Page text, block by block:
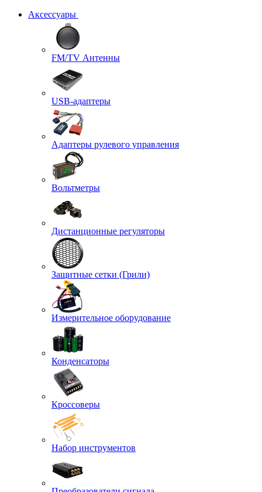
Аксессуары
FM/TV Антенны
USB-адаптеры
Адаптеры рулевого управления
Вольтметры
Дистанционные регуляторы
Защитные сетки (Грили)
Измерительное оборудование
Конденсаторы
Кроссоверы
Набор инструментов